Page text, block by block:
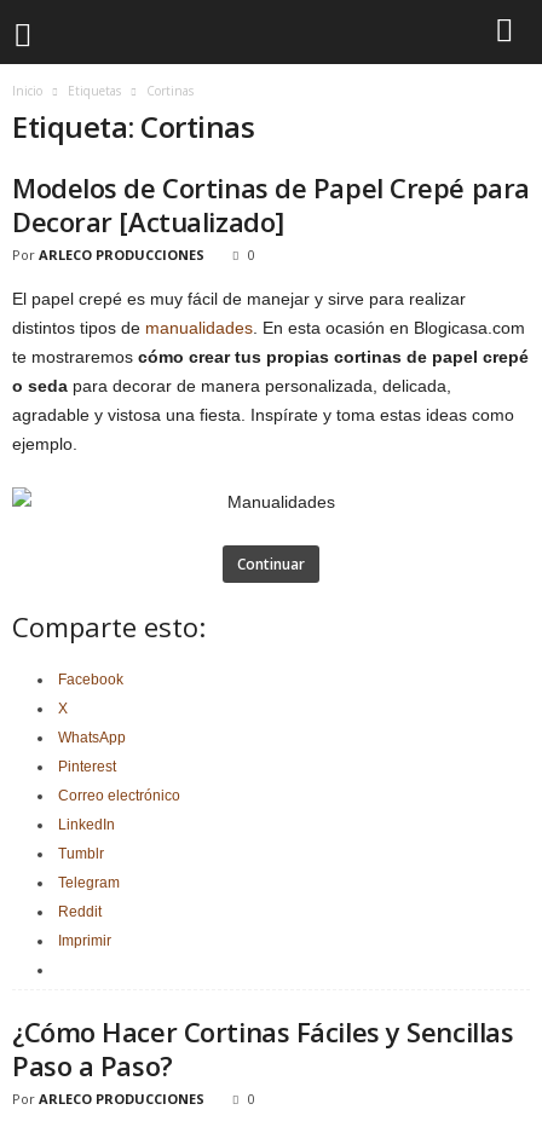
Inicio Etiquetas Cortinas
Etiqueta: Cortinas
Modelos de Cortinas de Papel Crepé para
Decorar [Actualizado]
Por ARLECO PRODUCCIONES 0
El papel crepé es muy fácil de manejar y sirve para realizar
distintos tipos de manualidades . En esta ocasión en Blogicasa.com
te mostraremos cómo crear tus propias cortinas de papel crepé
o seda para decorar de manera personalizada, delicada,
agradable y vistosa una fiesta. Inspírate y toma estas ideas como
ejemplo.
Continuar
Comparte esto:
Facebook
X
WhatsApp
Pinterest
Correo electrónico
LinkedIn
Tumblr
Telegram
Reddit
Imprimir
¿Cómo Hacer Cortinas Fáciles y Sencillas
Paso a Paso?
Por ARLECO PRODUCCIONES 0